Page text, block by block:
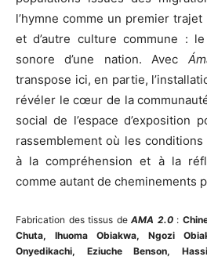
l’hymne comme un premier
et d’autre culture commune : le
sonore d’une nation. Avec
transpose ici, en partie,
révéler le cœur de la
social de l’espace
rassemblement où les conditions
à la compréhension et à la
comme autant de cheminements
Fabrication des tissus deAMA 2.0:
Chuta, Ihuoma Obiakwa, Ngozi
Onyedikachi, Eziuche Benson,